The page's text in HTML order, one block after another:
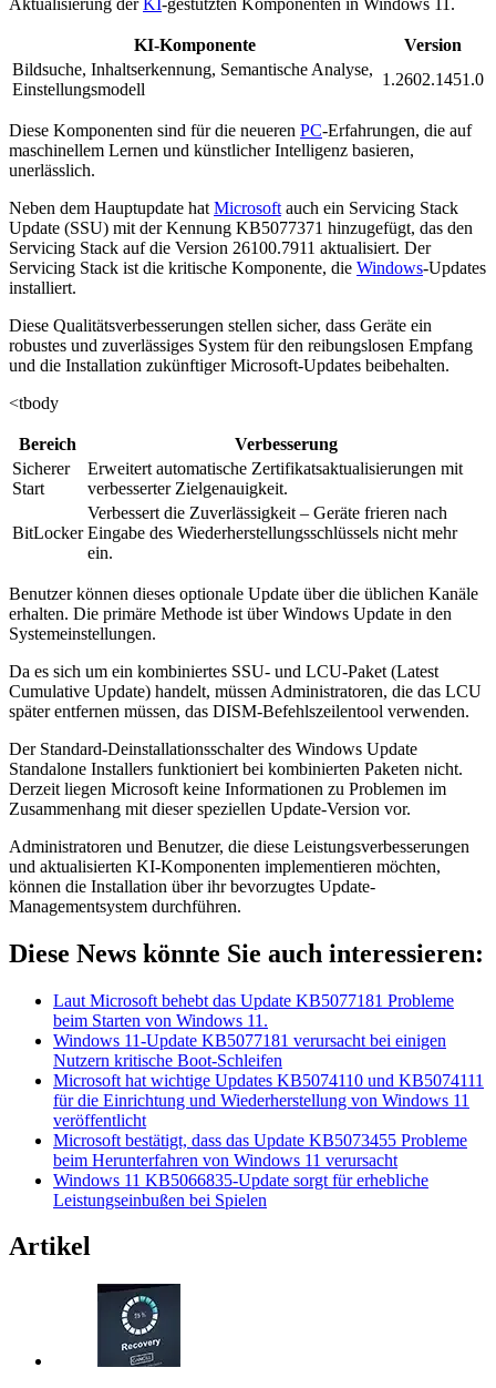
KI-Komponente
Version
Bildsuche, Inhaltserkennung, Semantische Analyse,
Einstellungsmodell
1.2602.1451.0
Diese Komponenten sind für die neueren PC-Erfahrungen, die auf
maschinellem Lernen und künstlicher Intelligenz basieren,
unerlässlich.
Neben dem Hauptupdate hat Microsoft auch ein Servicing Stack
Update (SSU) mit der Kennung KB5077371 hinzugefügt, das den
Servicing Stack auf die Version 26100.7911 aktualisiert. Der
Servicing Stack ist die kritische Komponente, die Windows-Updates
installiert.
Diese Qualitätsverbesserungen stellen sicher, dass Geräte ein
robustes und zuverlässiges System für den reibungslosen Empfang
und die Installation zukünftiger Microsoft-Updates beibehalten.
<tbody
Bereich
Verbesserung
Sicherer
Start
Erweitert automatische Zertifikatsaktualisierungen mit
verbesserter Zielgenauigkeit.
BitLocker
Verbessert die Zuverlässigkeit – Geräte frieren nach
Eingabe des Wiederherstellungsschlüssels nicht mehr
ein.
Benutzer können dieses optionale Update über die üblichen Kanäle
erhalten. Die primäre Methode ist über Windows Update in den
Systemeinstellungen.
Da es sich um ein kombiniertes SSU- und LCU-Paket (Latest
Cumulative Update) handelt, müssen Administratoren, die das LCU
später entfernen müssen, das DISM-Befehlszeilentool verwenden.
Der Standard-Deinstallationsschalter des Windows Update
Standalone Installers funktioniert bei kombinierten Paketen nicht.
Derzeit liegen Microsoft keine Informationen zu Problemen im
Zusammenhang mit dieser speziellen Update-Version vor.
Administratoren und Benutzer, die diese Leistungsverbesserungen
und aktualisierten KI-Komponenten implementieren möchten,
können die Installation über ihr bevorzugtes Update-
Managementsystem durchführen.
Diese News könnte Sie auch interessieren:
Laut Microsoft behebt das Update KB5077181 Probleme
beim Starten von Windows 11.
Windows 11-Update KB5077181 verursacht bei einigen
Nutzern kritische Boot-Schleifen
Microsoft hat wichtige Updates KB5074110 und KB5074111
für die Einrichtung und Wiederherstellung von Windows 11
veröffentlicht
Microsoft bestätigt, dass das Update KB5073455 Probleme
beim Herunterfahren von Windows 11 verursacht
Windows 11 KB5066835-Update sorgt für erhebliche
Leistungseinbußen bei Spielen
Artikel